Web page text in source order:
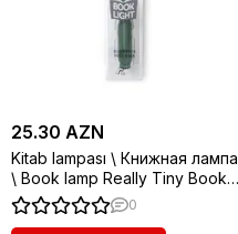
25.30 AZN
Kitab lampası \ Книжная лампа
\ Book lamp Really Tiny Book
Light - Forest Green
0